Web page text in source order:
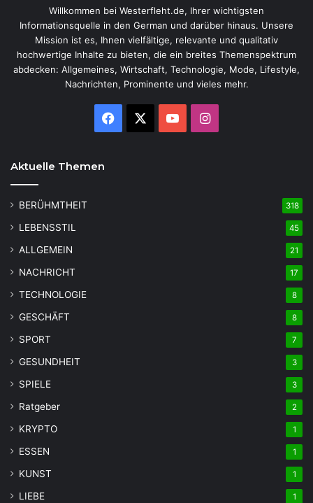
Willkommen bei Westerfleht.de, Ihrer wichtigsten
Informationsquelle in den German und darüber hinaus. Unsere
Mission ist es, Ihnen vielfältige, relevante und qualitativ
hochwertige Inhalte zu bieten, die ein breites Themenspektrum
abdecken: Allgemeines, Wirtschaft, Technologie, Mode, Lifestyle,
Nachrichten, Prominente und vieles mehr.
Facebook YouTubeInstagram
Aktuelle Themen
BERÜHMTHEIT 318
LEBENSSTIL 45
ALLGEMEIN 21
NACHRICHT 17
TECHNOLOGIE 8
GESCHÄFT 8
SPORT 7
GESUNDHEIT 3
SPIELE 3
Ratgeber 2
KRYPTO 1
ESSEN 1
KUNST 1
LIEBE 1